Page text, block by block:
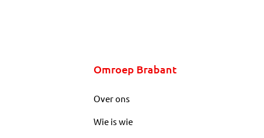
Omroep Brabant
Over ons
Wie is wie